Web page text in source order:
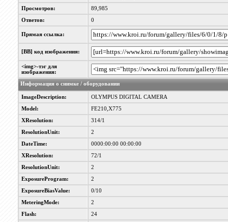
Просмотров: 89,985
Ответов: 0
Прямая ссылка:
[BB] код изображения:
<img>-тэг для
изображения:
Информация о снимке / оборудовании
ImageDescription: OLYMPUS DIGITAL CAMERA
Model: FE210,X775
XResolution: 314/1
ResolutionUnit: 2
DateTime: 0000:00:00 00:00:00
XResolution: 72/1
ResolutionUnit: 2
ExposureProgram: 2
ExposureBiasValue: 0/10
MeteringMode: 2
Flash: 24